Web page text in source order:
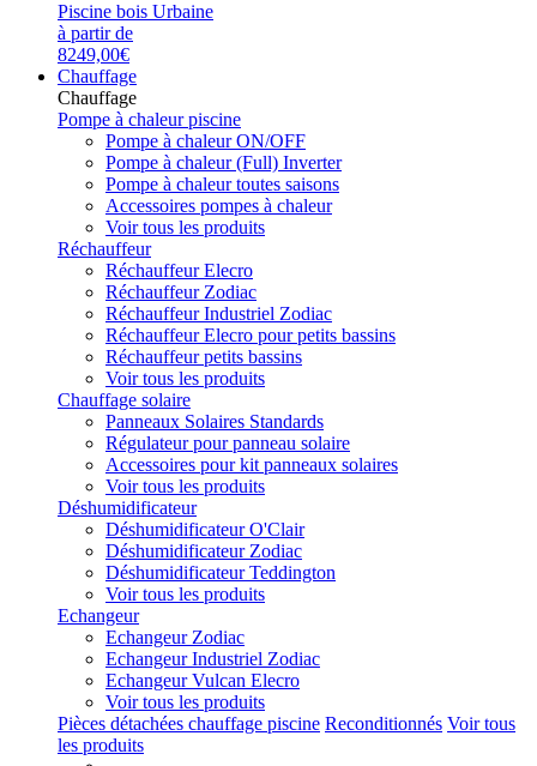
Piscine bois Urbaine
à partir de
8249,00€
Chauffage
Chauffage
Pompe à chaleur piscine
Pompe à chaleur ON/OFF
Pompe à chaleur (Full) Inverter
Pompe à chaleur toutes saisons
Accessoires pompes à chaleur
Voir tous les produits
Réchauffeur
Réchauffeur Elecro
Réchauffeur Zodiac
Réchauffeur Industriel Zodiac
Réchauffeur Elecro pour petits bassins
Réchauffeur petits bassins
Voir tous les produits
Chauffage solaire
Panneaux Solaires Standards
Régulateur pour panneau solaire
Accessoires pour kit panneaux solaires
Voir tous les produits
Déshumidificateur
Déshumidificateur O'Clair
Déshumidificateur Zodiac
Déshumidificateur Teddington
Voir tous les produits
Echangeur
Echangeur Zodiac
Echangeur Industriel Zodiac
Echangeur Vulcan Elecro
Voir tous les produits
Pièces détachées chauffage piscine Reconditionnés Voir tous
les produits